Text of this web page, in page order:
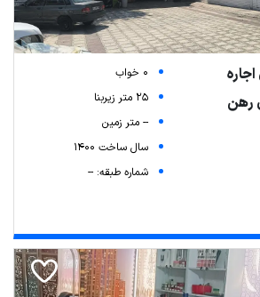
0 خواب
25 متر زیربنا
-- متر زمین
سال ساخت 1400
شماره طبقه: --